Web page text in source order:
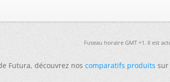
Fuseau horaire GMT +1. Il est
Futura, découvrez noscomparatifs produitssur